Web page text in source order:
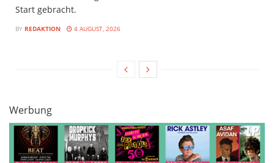
Start gebracht.
BY REDAKTION 4 AUGUST, 2026
Werbung